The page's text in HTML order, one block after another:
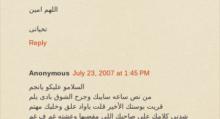
اللهم امين
تحياتى
Reply
Anonymous July 23, 2007 at 1:45 PM
السلامو عليكو يانجم
من نص ساعه سايبك وجرح الشوق بادى يلم
قريت بوستك الأخير قلت ياواد علق وخليك مهتم
شدنى كلامك على صاحبك اللى مقضيها وعشته غم ف غم